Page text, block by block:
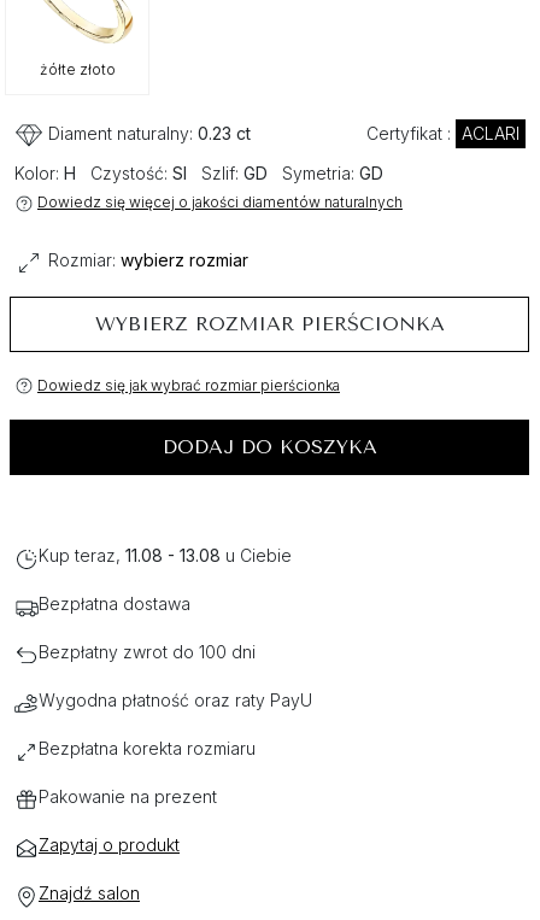
żółte złoto
Diament naturalny: 0.23 ct Certyfikat : ACLARI
Kolor: H Czystość: SI Szlif: GD Symetria: GD
Dowiedz się więcej o jakości diamentów naturalnych
Rozmiar: wybierz rozmiar
WYBIERZ ROZMIAR PIERŚCIONKA
Dowiedz się jak wybrać rozmiar pierścionka
DODAJ DO KOSZYKA
Kup teraz, 11.08 - 13.08 u Ciebie
Bezpłatna dostawa
Bezpłatny zwrot do 100 dni
Wygodna płatność oraz raty PayU
Bezpłatna korekta rozmiaru
Pakowanie na prezent
Zapytaj o produkt
Znajdź salon